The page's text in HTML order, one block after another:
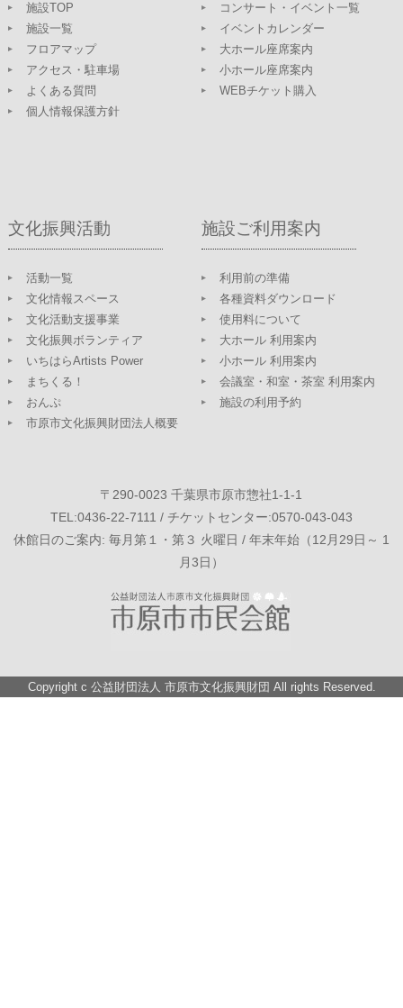
施設TOP
施設一覧
フロアマップ
アクセス・駐車場
よくある質問
個人情報保護方針
コンサート・イベント一覧
イベントカレンダー
大ホール座席案内
小ホール座席案内
WEBチケット購入
文化振興活動
活動一覧
文化情報スペース
文化活動支援事業
文化振興ボランティア
いちはらArtists Power
まちくる！
おんぷ
市原市文化振興財団法人概要
施設ご利用案内
利用前の準備
各種資料ダウンロード
使用料について
大ホール 利用案内
小ホール 利用案内
会議室・和室・茶室 利用案内
施設の利用予約
〒290-0023 千葉県市原市惣社1-1-1
TEL:0436-22-7111 / チケットセンター:0570-043-043
休館日のご案内: 毎月第１・第３ 火曜日 / 年末年始（12月29日～ 1
月3日）
Copyright c 公益財団法人 市原市文化振興財団 All rights Reserved.